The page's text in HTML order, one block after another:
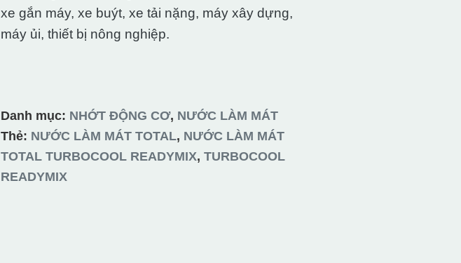
xe gắn máy, xe buýt, xe tải nặng, máy xây dựng,
máy ủi, thiết bị nông nghiệp.
Danh mục: NHỚT ĐỘNG CƠ, NƯỚC LÀM MÁT
Thẻ: NƯỚC LÀM MÁT TOTAL, NƯỚC LÀM MÁT
TOTAL TURBOCOOL READYMIX, TURBOCOOL
READYMIX